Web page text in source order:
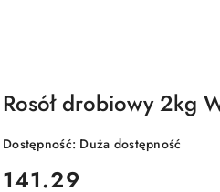
Rosół drobiowy 2kg
Dostępność: Duża dostępność
cena:
141.29